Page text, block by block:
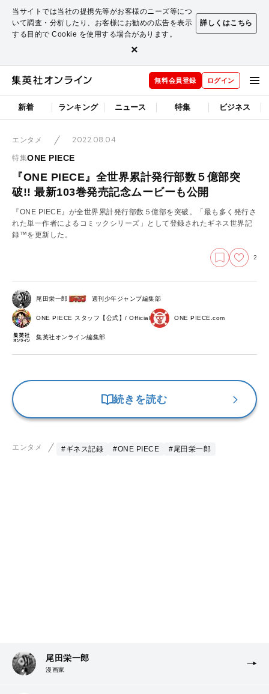
当サイトでは当社の提携先等がお客様のニーズ等につ
いて調査・分析したり、お客様にお勧めの広告を表示
する目的で Cookie を使用する場合があります。
詳しくはこちら
×
無料会員登録 ログイン
新着 ランキング ニュース 特集 ビジネス
エンタメ 2022.08.04
特集ONE PIECE
『ONE PIECE』全世界累計発行部数５億部突
破!! 最新103巻発売記念ムービーも公開
『ONE PIECE』が全世界累計発行部数５億部を突破。「最も多く発行さ
れた単一作者によるコミックシリーズ」として登録されたギネス世界記
録™を更新した。
2
尾田栄一郎 週刊少年ジャンプ編集部
ONE PIECE スタッフ【公式】/ Official ONE PIECE.com
集英社オンライン編集部
続きを読む
エンタメ #ギネス記録 #ONE PIECE #尾田栄一郎
尾田栄一郎
漫画家